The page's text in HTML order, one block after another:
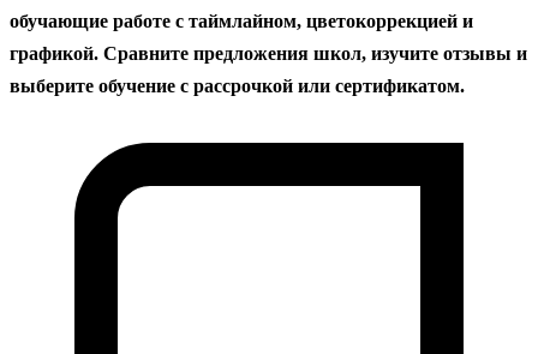
обучающие работе с таймлайном, цветокоррекцией и
графикой. Сравните предложения школ, изучите отзывы и
выберите обучение с рассрочкой или сертификатом.